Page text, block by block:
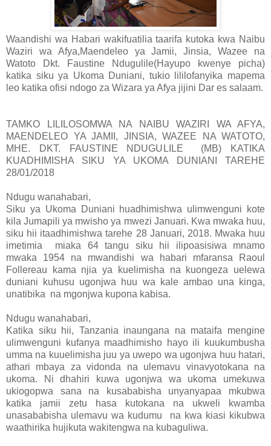
Waandishi wa Habari wakifuatilia taarifa kutoka kwa Naibu
Waziri wa Afya,Maendeleo ya Jamii, Jinsia, Wazee na
Watoto Dkt. Faustine Ndugulile(Hayupo kwenye picha)
katika siku ya Ukoma Duniani, tukio lililofanyika mapema
leo katika ofisi ndogo za Wizara ya Afya jijini Dar es salaam.
TAMKO LILILOSOMWA NA NAIBU WAZIRI WA AFYA,
MAENDELEO YA JAMII, JINSIA, WAZEE NA WATOTO,
MHE. DKT. FAUSTINE NDUGULILE (MB) KATIKA
KUADHIMISHA SIKU YA UKOMA DUNIANI TAREHE
28/01/2018
Ndugu wanahabari,
Siku ya Ukoma Duniani huadhimishwa ulimwenguni kote
kila Jumapili ya mwisho ya mwezi Januari. Kwa mwaka huu,
siku hii itaadhimishwa tarehe 28 Januari, 2018. Mwaka huu
imetimia miaka 64 tangu siku hii ilipoasisiwa mnamo
mwaka 1954 na mwandishi wa habari mfaransa Raoul
Follereau kama njia ya kuelimisha na kuongeza uelewa
duniani kuhusu ugonjwa huu wa kale ambao una kinga,
unatibika na mgonjwa kupona kabisa.
Ndugu wanahabari,
Katika siku hii, Tanzania inaungana na mataifa mengine
ulimwenguni kufanya maadhimisho hayo ili kuukumbusha
umma na kuuelimisha juu ya uwepo wa ugonjwa huu hatari,
athari mbaya za vidonda na ulemavu vinavyotokana na
ukoma. Ni dhahiri kuwa ugonjwa wa ukoma umekuwa
ukiogopwa sana na kusababisha unyanyapaa mkubwa
katika jamii zetu hasa kutokana na ukweli kwamba
unasababisha ulemavu wa kudumu na kwa kiasi kikubwa
waathirika hujikuta wakitengwa na kubaguliwa.